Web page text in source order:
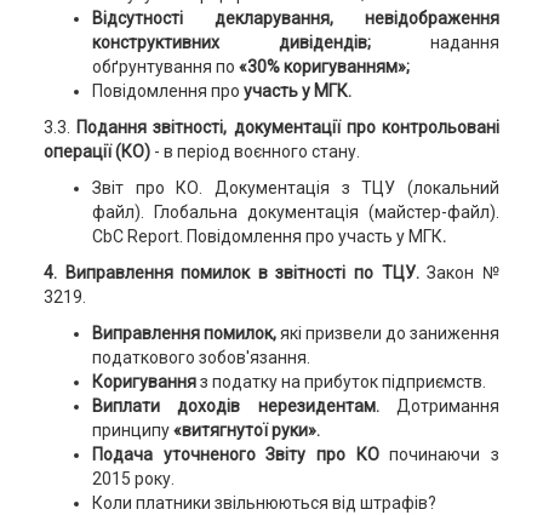
Відсутності декларування, невідображення
конструктивних дивідендів;надання
обґрунтування по «30% коригуванням»;
Повідомлення про участь у МГК.
3.3. Подання звітності, документації про контрольовані
операції (КО) - в період воєнного стану.
Звіт про КО. Документація з ТЦУ (локальний
файл). Глобальна документація (майстер-файл).
CbC Report. Повідомлення про участь у МГК.
4. Виправлення помилок в звітності по ТЦУ.Закон №
3219.
Виправлення помилок,які призвели до заниження
податкового зобов'язання.
Коригуванняз податку на прибуток підприємств.
Виплати доходів
нерезидентам.Дотримання
принципу«витягнутої руки».
Подача уточненого Звіту про КОпочинаючи з
2015 року.
Коли платники звільнюються від штрафів?